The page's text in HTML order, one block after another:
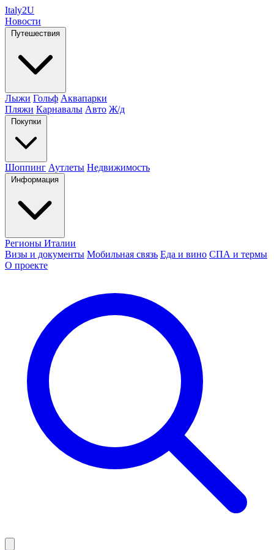
Italy2U
Новости
Путешествия
Лыжи Гольф Аквапарки
Пляжи Карнавалы Авто Ж/д
Покупки
Шоппинг Аутлеты Недвижимость
Информация
Регионы Италии
Визы и документы Мобильная связь Еда и вино СПА и термы
О проекте